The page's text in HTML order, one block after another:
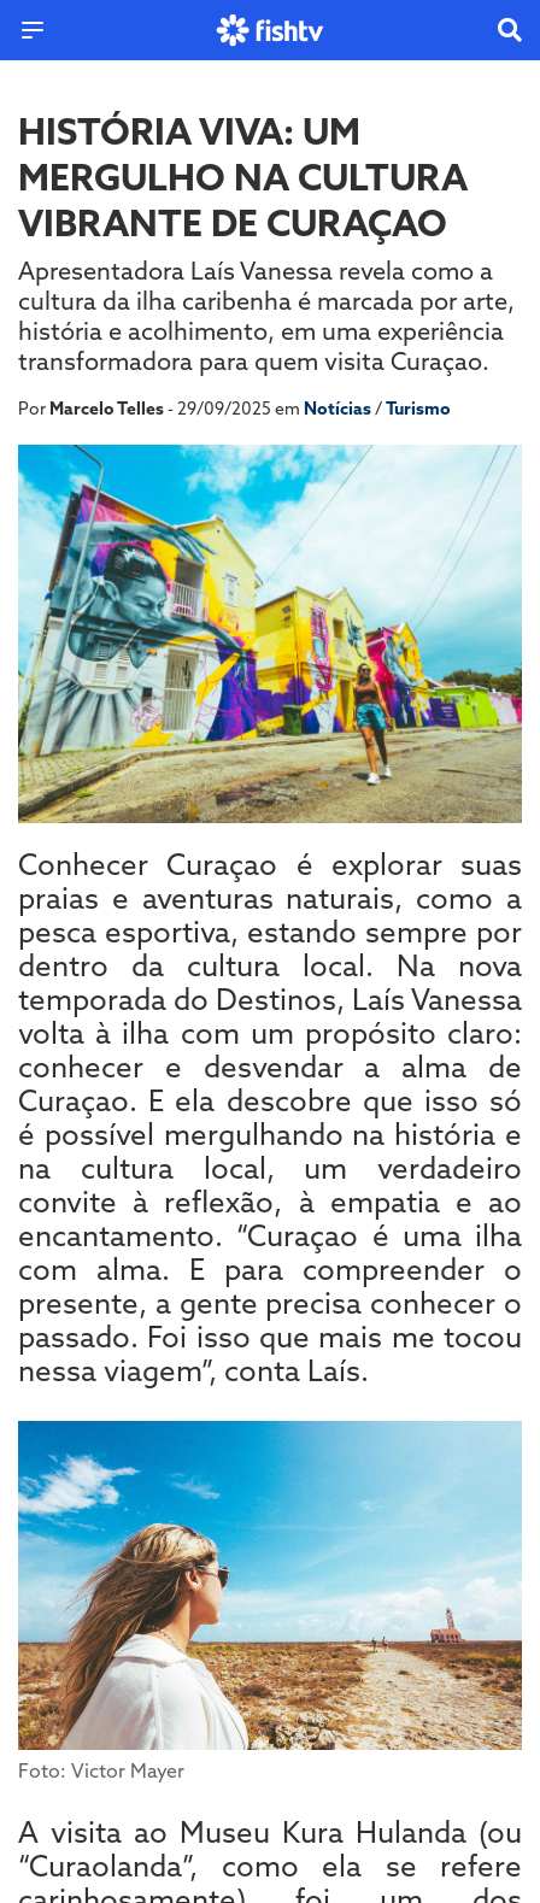
HISTÓRIA VIVA: UM
MERGULHO NA CULTURA
VIBRANTE DE CURAÇAO
Apresentadora Laís Vanessa revela como a
cultura da ilha caribenha é marcada por arte,
história e acolhimento, em uma experiência
transformadora para quem visita Curaçao.
Por Marcelo Telles- 29/09/2025 em Notícias/Turismo
Conhecer Curaçao é explorar suas
praias e aventuras naturais, como a
pesca esportiva, estando sempre por
dentro da cultura local. Na nova
temporada do Destinos, Laís Vanessa
volta à ilha com um propósito claro:
conhecer e desvendar a alma de
Curaçao. E ela descobre que isso só
é possível mergulhando na história e
na cultura local, um verdadeiro
convite à reflexão, à empatia e ao
encantamento. “Curaçao é uma ilha
com alma. E para compreender o
presente, a gente precisa conhecer o
passado. Foi isso que mais me tocou
nessa viagem”, conta Laís.
Foto: Victor Mayer
A visita ao Museu Kura Hulanda (ou
“Curaolanda”, como ela se refere